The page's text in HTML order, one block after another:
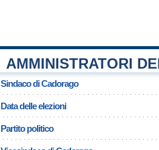
AMMINISTRATORI
Sindaco di Cadorago
Data delle elezioni
Partito politico